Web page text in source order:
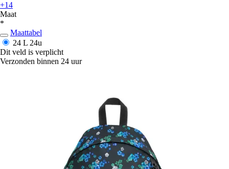
+14
Maat
*
Maattabel
24 L 24u
Dit veld is verplicht
Verzonden binnen 24 uur